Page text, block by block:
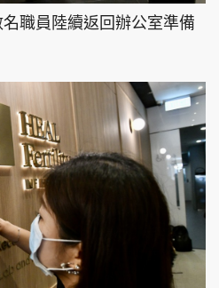
職員陸續返回辦公室準備